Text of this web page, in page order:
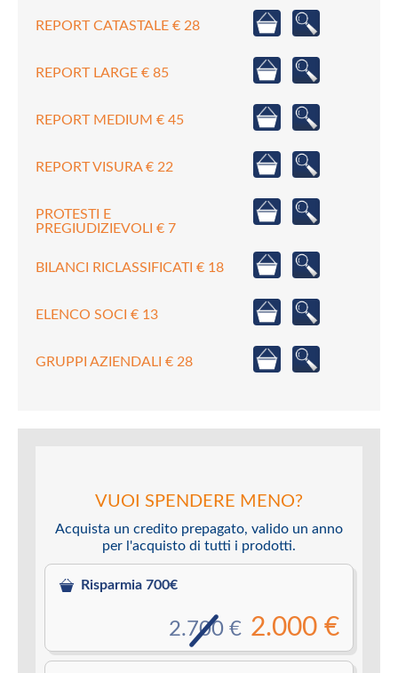
REPORT CATASTALE € 28
REPORT LARGE € 85
REPORT MEDIUM € 45
REPORT VISURA € 22
PROTESTI E
PREGIUDIZIEVOLI € 7
BILANCI RICLASSIFICATI € 18
ELENCO SOCI € 13
GRUPPI AZIENDALI € 28
VUOI SPENDERE MENO?
Acquista un credito prepagato, valido un anno
per l'acquisto di tutti i prodotti.
Risparmia 700€
2.000 €
2.700 €